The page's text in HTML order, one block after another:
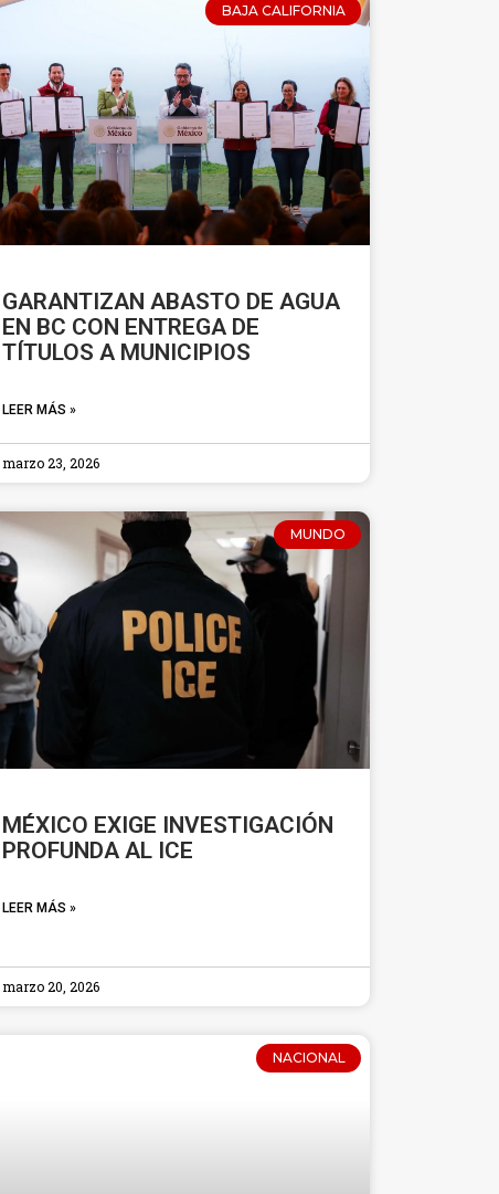
BAJA CALIFORNIA
GARANTIZAN ABASTO DE AGUA
EN BC CON ENTREGA DE
TÍTULOS A MUNICIPIOS
LEER MÁS »
marzo 23, 2026
MUNDO
MÉXICO EXIGE INVESTIGACIÓN
PROFUNDA AL ICE
LEER MÁS »
marzo 20, 2026
NACIONAL